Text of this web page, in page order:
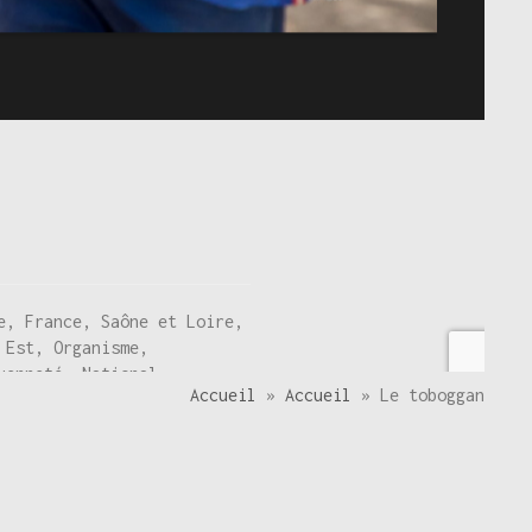
Accueil » Accueil » Le toboggan
France, Saône et Loire,
Organisme,
National,
la Faim, Contre les